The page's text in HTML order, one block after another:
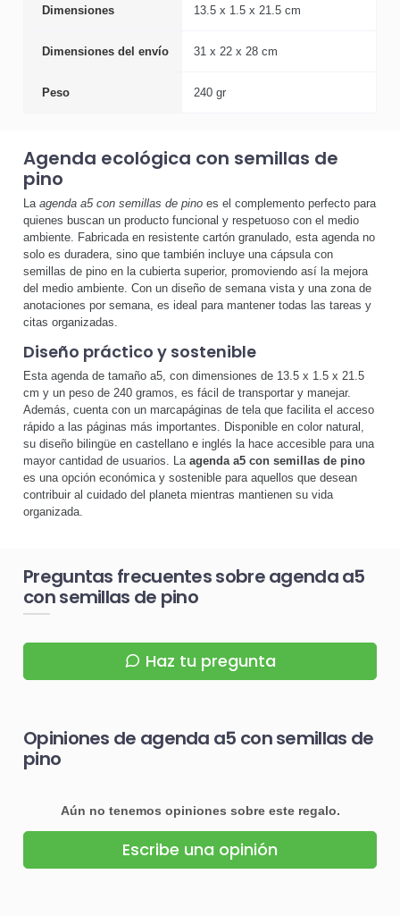
Dimensiones 13.5 x 1.5 x 21.5 cm
Dimensiones del envío 31 x 22 x 28 cm
Peso 240 gr
Agenda ecológica con semillas de
pino
La agenda a5 con semillas de pino es el complemento perfecto para
quienes buscan un producto funcional y respetuoso con el medio
ambiente. Fabricada en resistente cartón granulado, esta agenda no
solo es duradera, sino que también incluye una cápsula con
semillas de pino en la cubierta superior, promoviendo así la mejora
del medio ambiente. Con un diseño de semana vista y una zona de
anotaciones por semana, es ideal para mantener todas las tareas y
citas organizadas.
Diseño práctico y sostenible
Esta agenda de tamaño a5, con dimensiones de 13.5 x 1.5 x 21.5
cm y un peso de 240 gramos, es fácil de transportar y manejar.
Además, cuenta con un marcapáginas de tela que facilita el acceso
rápido a las páginas más importantes. Disponible en color natural,
su diseño bilingüe en castellano e inglés la hace accesible para una
mayor cantidad de usuarios. La agenda a5 con semillas de pino
es una opción económica y sostenible para aquellos que desean
contribuir al cuidado del planeta mientras mantienen su vida
organizada.
Preguntas frecuentes sobre agenda a5
con semillas de pino
Haz tu pregunta
Opiniones de agenda a5 con semillas de
pino
Aún no tenemos opiniones sobre este regalo.
Escribe una opinión